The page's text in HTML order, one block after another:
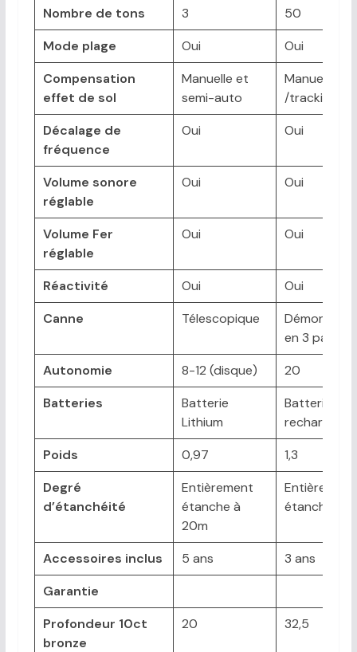
Nombre de tons
3
50
Mode plage
Oui
Oui
Compensation
effet de sol
Manuelle et
semi-auto
Manuelle/
/tracking
Décalage de
fréquence
Oui Oui
Volume sonore
réglable
Oui Oui
Volume Fer
réglable
Oui Oui
Réactivité Oui
Oui
Canne
Télescopique
Démontable
en 3 parties
Autonomie
8-12 (disque)
20
Batteries
Batterie
Lithium
Batterie
Poids
0,97
1,3
Degré
d’étanchéité
Entièrement
étanche à
20m
Entièrement
étanche à
Accessoires inclus 5 ans
3 ans
Garantie
Profondeur 10ct
bronze
20 32,5